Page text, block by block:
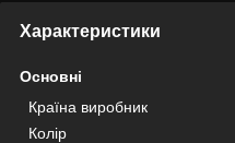
Характеристики
Основні
Країна виробник
Колір